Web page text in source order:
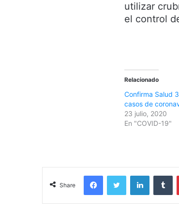
utilizar
el control
Relacionado
Confirma Salud
casos de
23 julio, 2020
En "COVID-19"
Share